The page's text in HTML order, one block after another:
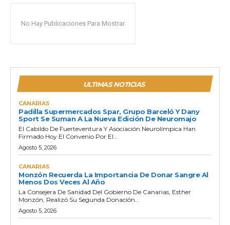
No Hay Publicaciones Para Mostrar
ULTIMAS NOTICIAS
CANARIAS
Padilla Supermercados Spar, Grupo Barceló Y Dany
Sport Se Suman A La Nueva Edición De Neuromajo
El Cabildo De Fuerteventura Y Asociación Neurolímpica Han
Firmado Hoy El Convenio Por El...
Agosto 5, 2026
CANARIAS
Monzón Recuerda La Importancia De Donar Sangre Al
Menos Dos Veces Al Año
La Consejera De Sanidad Del Gobierno De Canarias, Esther
Monzón, Realizó Su Segunda Donación...
Agosto 5, 2026